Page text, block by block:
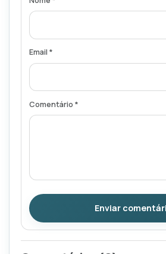
Email *
Comentário *
Enviar